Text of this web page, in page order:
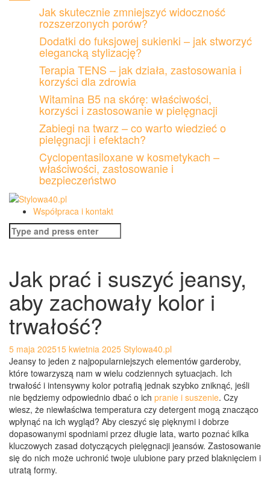
Jak skutecznie zmniejszyć widoczność
rozszerzonych porów?
Dodatki do fuksjowej sukienki – jak stworzyć
elegancką stylizację?
Terapia TENS – jak działa, zastosowania i
korzyści dla zdrowia
Witamina B5 na skórę: właściwości,
korzyści i zastosowanie w pielęgnacji
Zabiegi na twarz – co warto wiedzieć o
pielęgnacji i efektach?
Cyclopentasiloxane w kosmetykach –
właściwości, zastosowanie i
bezpieczeństwo
Współpraca i kontakt
Search
for:
Jak prać i suszyć jeansy,
aby zachowały kolor i
trwałość?
5 maja 202515 kwietnia 2025 Stylowa40.pl
Jeansy to jeden z najpopularniejszych elementów garderoby,
które towarzyszą nam w wielu codziennych sytuacjach. Ich
trwałość i intensywny kolor potrafią jednak szybko zniknąć, jeśli
nie będziemy odpowiednio dbać o ich pranie i suszenie. Czy
wiesz, że niewłaściwa temperatura czy detergent mogą znacząco
wpłynąć na ich wygląd? Aby cieszyć się pięknymi i dobrze
dopasowanymi spodniami przez długie lata, warto poznać kilka
kluczowych zasad dotyczących pielęgnacji jeansów. Zastosowanie
się do nich może uchronić twoje ulubione pary przed blaknięciem i
utratą formy.